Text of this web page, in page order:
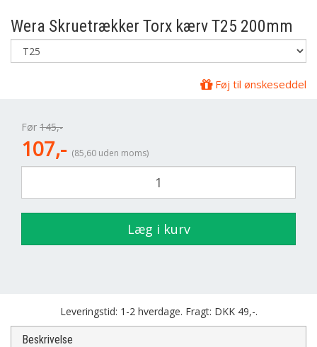
Wera Skruetrækker Torx kærv T25 200mm
Føj til ønskeseddel
Før 145,-
107,- (85,60 uden moms)
Læg i kurv
Leveringstid: 1-2 hverdage. Fragt: DKK 49,-.
Beskrivelse